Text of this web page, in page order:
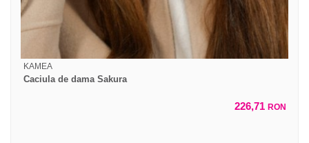
KAMEA
Caciula de dama Sakura
226,71 RON